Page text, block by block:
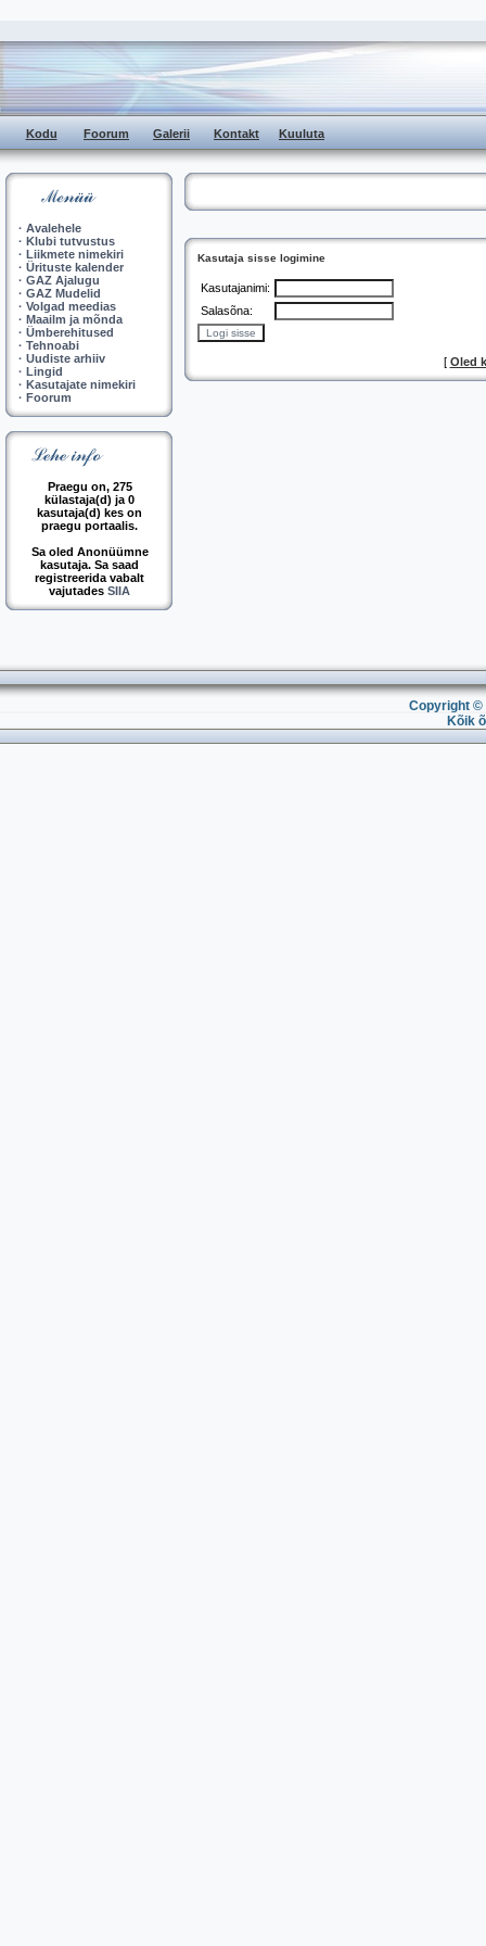
Kodu Foorum Galerii Kontakt Kuuluta
· Avalehele
· Klubi tutvustus
· Liikmete nimekiri
· Ürituste kalender
· GAZ Ajalugu
· GAZ Mudelid
· Volgad meedias
· Maailm ja mõnda
· Ümberehitused
· Tehnoabi
· Uudiste arhiiv
· Lingid
· Kasutajate nimekiri
· Foorum
Praegu on, 275
külastaja(d) ja 0
kasutaja(d) kes on
praegu portaalis.
Sa oled Anonüümne
kasutaja. Sa saad
registreerida vabalt
vajutades SIIA
Kasutaja sisse logimine
Kasutajanimi:
Salasõna:
[ Oled
Copyright ©
Kõik